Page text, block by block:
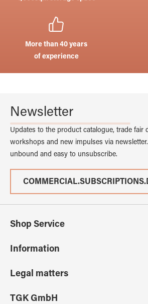
More than 40 years
of experience
Newsletter
Updates to the product catalogue, trade fair
workshops and new impulses via
unbound and easy to unsubscribe.
Shop Service
Information
Legal matters
TGK GmbH